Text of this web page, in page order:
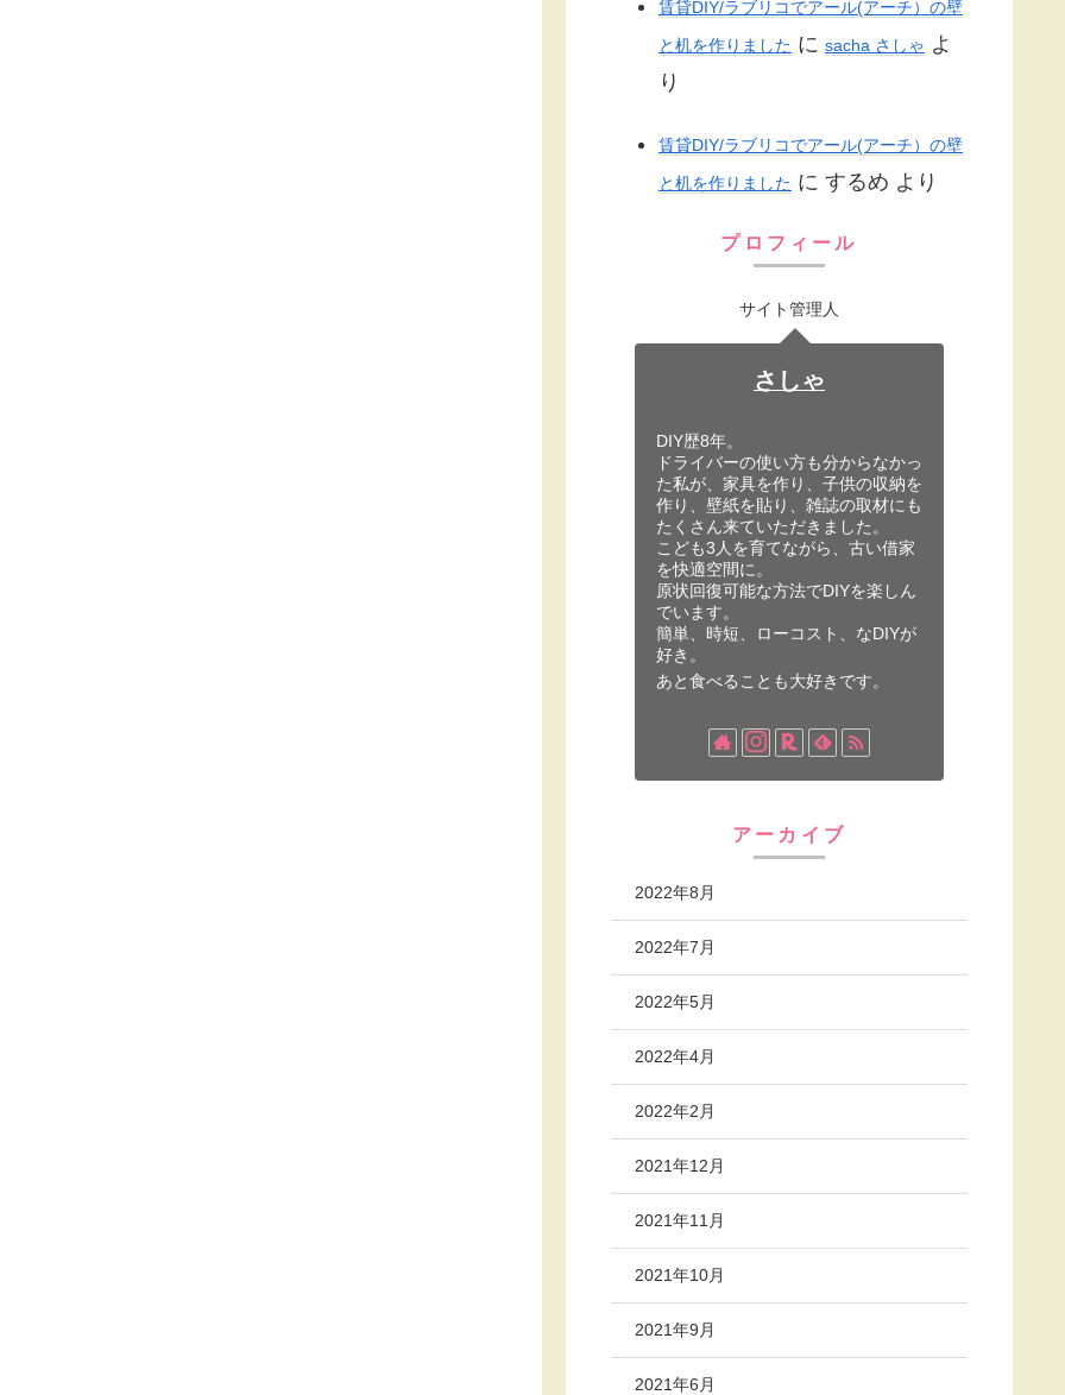
賃貸DIY/ラブリコでアール(アーチ）の壁
と机を作りました に sacha さしゃ よ
り
賃貸DIY/ラブリコでアール(アーチ）の壁
と机を作りました に するめ より
プロフィール
サイト管理人
さしゃ
DIY歴8年。
ドライバーの使い方も分からなかっ
た私が、家具を作り、子供の収納を
作り、壁紙を貼り、雑誌の取材にも
たくさん来ていただきました。
こども3人を育てながら、古い借家
を快適空間に。
原状回復可能な方法でDIYを楽しん
でいます。
簡単、時短、ローコスト、なDIYが
好き。
あと食べることも大好きです。
アーカイブ
2022年8月
2022年7月
2022年5月
2022年4月
2022年2月
2021年12月
2021年11月
2021年10月
2021年9月
2021年6月